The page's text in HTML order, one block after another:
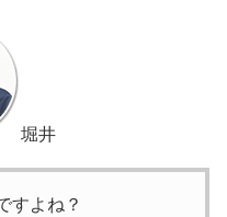
堀井
すよね？